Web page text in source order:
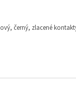
černý, zlacené